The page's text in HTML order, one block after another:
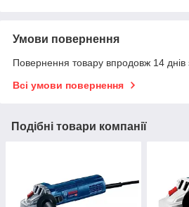
Умови повернення
Повернення товару впродовж 14 днів
Всі умови повернення
Подібні товари компанії